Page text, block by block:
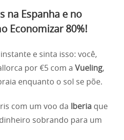
na Espanha e no
Economizar 80%!
e sinta isso: você,
por €5 com a Vueling,
enquanto o sol se põe.
com um voo da Iberia que
sobrando para um